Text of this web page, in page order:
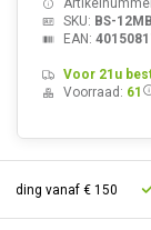
SKU: BS-
EAN:
Voor 21u
Voorraad: 61
vanaf € 150